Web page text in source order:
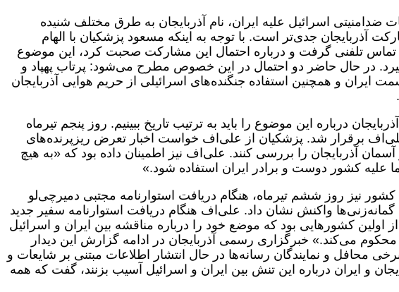
ضدامنیتی اسرائیل علیه ایران، نام آذربایجان به طرق مختلف شنیده
آذربایجان جدی‌تر است. با توجه به اینکه مسعود پزشکیان با الهام
تماس تلفنی گرفت و درباره احتمال این مشارکت صحبت کرد، این موضوع
در حال حاضر دو احتمال در این خصوص مطرح می‌شود: پرتاب پهپاد و
ایران و همچنین استفاده جنگنده‌های اسرائیلی از حریم هوایی آذربایجان
درباره این موضوع را باید به ترتیب تاریخ ببینیم. روز پنجم تیرماه
برقرار شد. پزشکیان از علی‌‌اف خواست اخبار تعرض ریزپرنده‌های
آسمان آذربایجان را بررسی کنند. علی‌اف نیز اطمینان داده بود که «به هیچ
علیه کشور دوست و برادر ایران استفاده شود.»
نیز روز ششم تیرماه، هنگام دریافت استوارنامه مجتبی دمیرچی‌لو
گمانه‌زنی‌ها واکنش نشان داد. علی‌اف هنگام دریافت استوارنامه سفیر جدید
اولین کشورهایی بود که موضع خود را درباره مناقشه بین ایران و اسرائیل
محکوم می‌کند.» خبرگزاری رسمی آذربایجان در ادامه گزارش این دیدار
محافل و نمایندگان رسانه‌ها در حال انتشار اطلاعات مبتنی بر شایعات و
و ایران درباره این تنش بین ایران و اسرائیل آسیب بزنند، گفت که همه